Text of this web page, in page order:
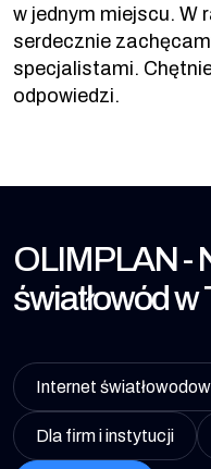
w jednym miejscu. W
serdecznie
specjalistami.
odpowiedzi.
OLIMPLAN -
światłowód
Internet
Dla firm i instytucji